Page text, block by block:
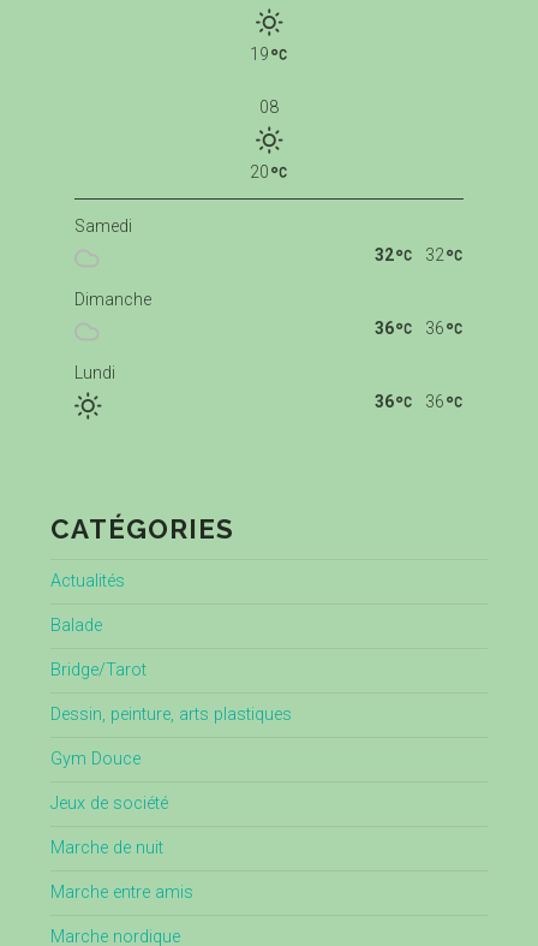
19
08
20
Samedi
32
32
Dimanche
36
36
Lundi
36
36
CATÉGORIES
Actualités
Balade
Bridge/Tarot
Dessin, peinture, arts plastiques
Gym Douce
Jeux de société
Marche de nuit
Marche entre amis
Marche nordique